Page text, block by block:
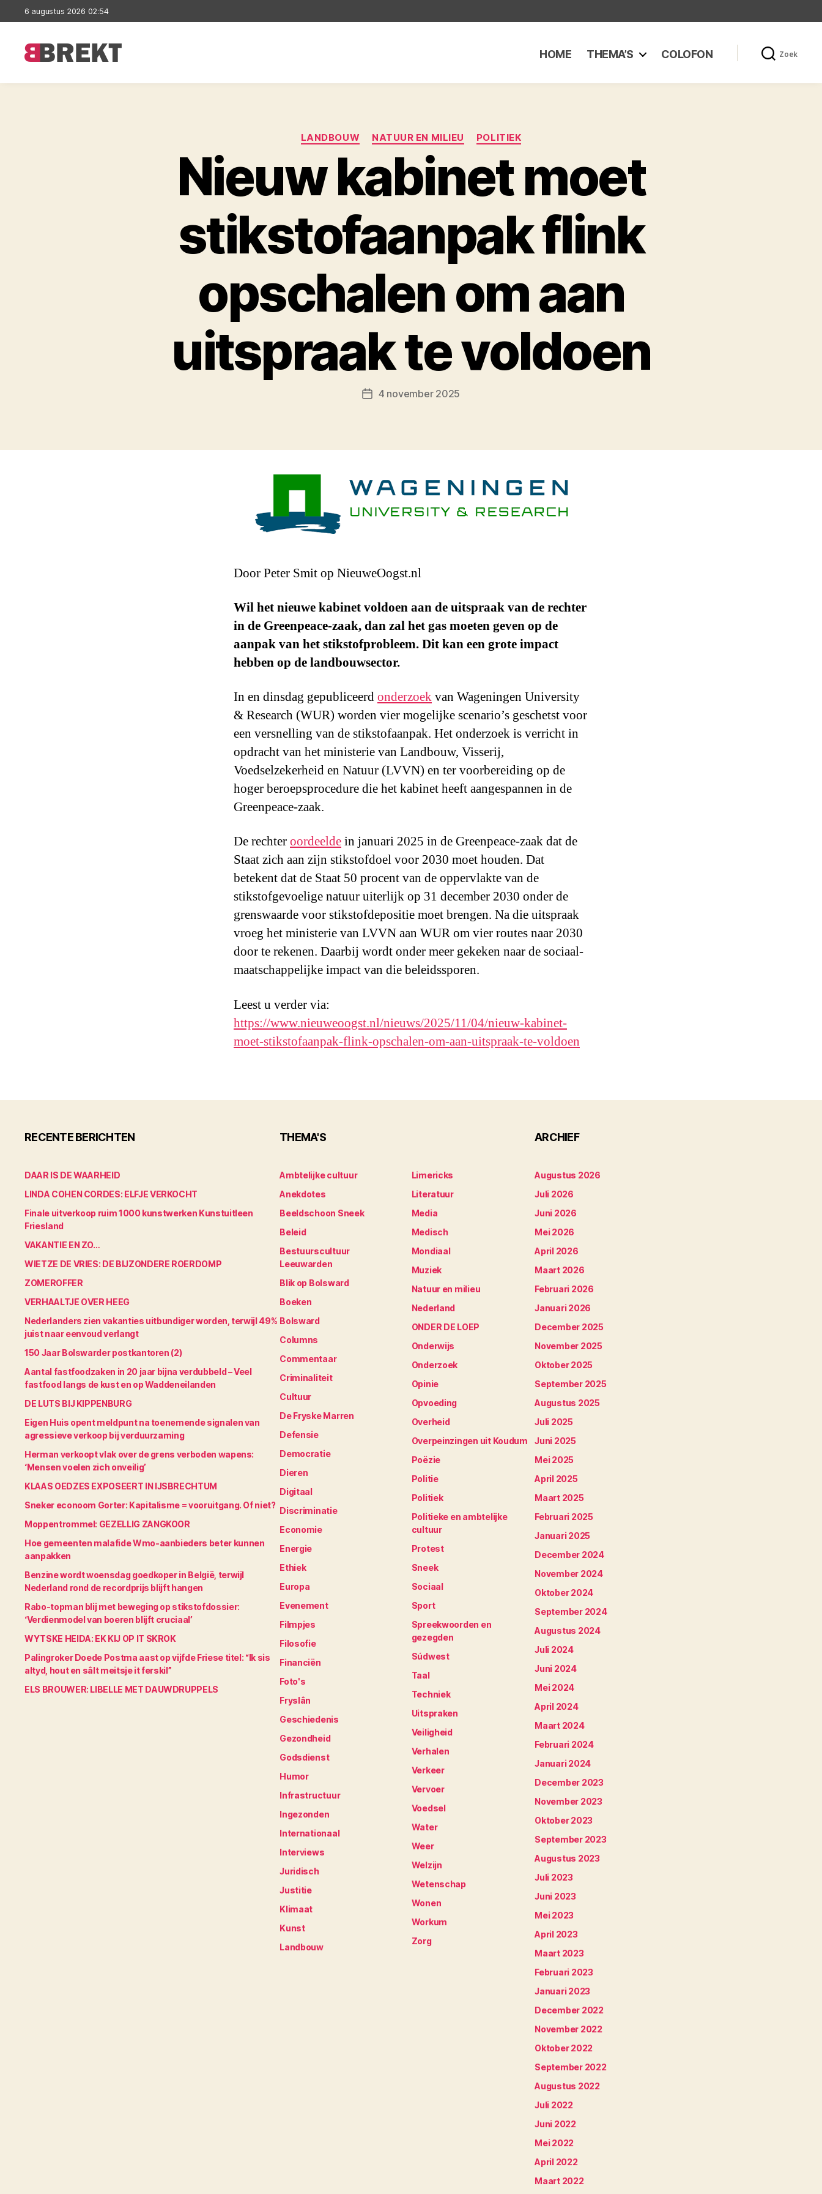
6 augustus 2026 02:54
HOME THEMA’S COLOFON Zoek
Categorieën
LANDBOUW NATUUR EN MILIEU POLITIEK
Nieuw kabinet moet
stikstofaanpak flink
opschalen om aan
uitspraak te voldoen
Berichtdatum
4 november 2025
Door Peter Smit op NieuweOogst.nl
Wil het nieuwe kabinet voldoen aan de uitspraak van de rechter
in de Greenpeace-zaak, dan zal het gas moeten geven op de
aanpak van het stikstofprobleem. Dit kan een grote impact
hebben op de landbouwsector.
In en dinsdag gepubliceerdonderzoekvan Wageningen University
& Research (WUR) worden vier mogelijke scenario’s geschetst voor
een versnelling van de stikstofaanpak. Het onderzoek is verricht in
opdracht van het ministerie van Landbouw, Visserij,
Voedselzekerheid en Natuur (LVVN) en ter voorbereiding op de
hoger beroepsprocedure die het kabinet heeft aangespannen in de
Greenpeace-zaak.
De rechteroordeeldein januari 2025 in de Greenpeace-zaak dat de
Staat zich aan zijn stikstofdoel voor 2030 moet houden. Dat
betekent dat de Staat 50 procent van de oppervlakte van de
stikstofgevoelige natuur uiterlijk op 31 december 2030 onder de
grenswaarde voor stikstofdepositie moet brengen. Na die uitspraak
vroeg het ministerie van LVVN aan WUR om vier routes naar 2030
door te rekenen. Daarbij wordt onder meer gekeken naar de sociaal-
maatschappelijke impact van die beleidssporen.
Leest u verder via:
https://www.nieuweoogst.nl/nieuws/2025/11/04/nieuw-kabinet-
moet-stikstofaanpak-flink-opschalen-om-aan-uitspraak-te-voldoen
RECENTE BERICHTEN
DAAR IS DE WAARHEID
LINDA COHEN CORDES: ELFJE VERKOCHT
Finale uitverkoop ruim 1000 kunstwerken Kunstuitleen
Friesland
VAKANTIE EN ZO…
WIETZE DE VRIES: DE BIJZONDERE ROERDOMP
ZOMEROFFER
VERHAALTJE OVER HEEG
Nederlanders zien vakanties uitbundiger worden, terwijl 49%
juist naar eenvoud verlangt
150 Jaar Bolswarder postkantoren (2)
Aantal fastfoodzaken in 20 jaar bijna verdubbeld – Veel
fastfood langs de kust en op Waddeneilanden
DE LUTS BIJ KIPPENBURG
Eigen Huis opent meldpunt na toenemende signalen van
agressieve verkoop bij verduurzaming
Herman verkoopt vlak over de grens verboden wapens:
‘Mensen voelen zich onveilig’
KLAAS OEDZES EXPOSEERT IN IJSBRECHTUM
Sneker econoom Gorter: Kapitalisme = vooruitgang. Of niet?
Moppentrommel: GEZELLIG ZANGKOOR
Hoe gemeenten malafide Wmo-aanbieders beter kunnen
aanpakken
Benzine wordt woensdag goedkoper in België, terwijl
Nederland rond de recordprijs blijft hangen
Rabo-topman blij met beweging op stikstofdossier:
‘Verdienmodel van boeren blijft cruciaal’
WYTSKE HEIDA: EK KIJ OP IT SKROK
Palingroker Doede Postma aast op vijfde Friese titel: “Ik sis
altyd, hout en sâlt meitsje it ferskil”
ELS BROUWER: LIBELLE MET DAUWDRUPPELS
THEMA'S
Ambtelijke cultuur
Anekdotes
Beeldschoon Sneek
Beleid
Bestuurscultuur
Leeuwarden
Blik op Bolsward
Boeken
Bolsward
Columns
Commentaar
Criminaliteit
Cultuur
De Fryske Marren
Defensie
Democratie
Dieren
Digitaal
Discriminatie
Economie
Energie
Ethiek
Europa
Evenement
Filmpjes
Filosofie
Financiën
Foto's
Fryslân
Geschiedenis
Gezondheid
Godsdienst
Humor
Infrastructuur
Ingezonden
Internationaal
Interviews
Juridisch
Justitie
Klimaat
Kunst
Landbouw
Limericks
Literatuur
Media
Medisch
Mondiaal
Muziek
Natuur en milieu
Nederland
ONDER DE LOEP
Onderwijs
Onderzoek
Opinie
Opvoeding
Overheid
Overpeinzingen uit Koudum
Poëzie
Politie
Politiek
Politieke en ambtelijke
cultuur
Protest
Sneek
Sociaal
Sport
Spreekwoorden en
gezegden
Súdwest
Taal
Techniek
Uitspraken
Veiligheid
Verhalen
Verkeer
Vervoer
Voedsel
Water
Weer
Welzijn
Wetenschap
Wonen
Workum
Zorg
ARCHIEF
Augustus 2026
Juli 2026
Juni 2026
Mei 2026
April 2026
Maart 2026
Februari 2026
Januari 2026
December 2025
November 2025
Oktober 2025
September 2025
Augustus 2025
Juli 2025
Juni 2025
Mei 2025
April 2025
Maart 2025
Februari 2025
Januari 2025
December 2024
November 2024
Oktober 2024
September 2024
Augustus 2024
Juli 2024
Juni 2024
Mei 2024
April 2024
Maart 2024
Februari 2024
Januari 2024
December 2023
November 2023
Oktober 2023
September 2023
Augustus 2023
Juli 2023
Juni 2023
Mei 2023
April 2023
Maart 2023
Februari 2023
Januari 2023
December 2022
November 2022
Oktober 2022
September 2022
Augustus 2022
Juli 2022
Juni 2022
Mei 2022
April 2022
Maart 2022